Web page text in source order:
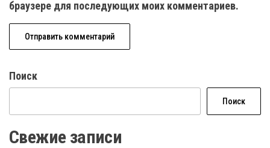
браузере для последующих моих комментариев.
Поиск
Поиск
Свежие записи